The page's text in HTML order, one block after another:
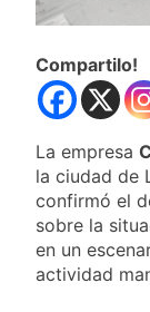
Compartilo!
La empresa
la ciudad de
confirmó el
sobre la
en un
actividad